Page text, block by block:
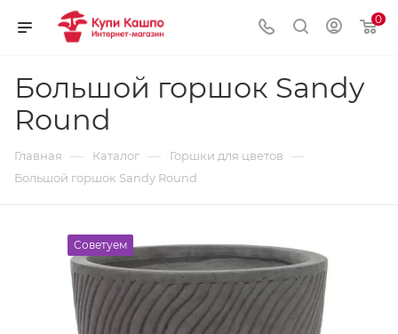
0
Большой горшок Sandy
Round
Главная — Каталог — Горшки для цветов —
Большой горшок Sandy Round
Советуем